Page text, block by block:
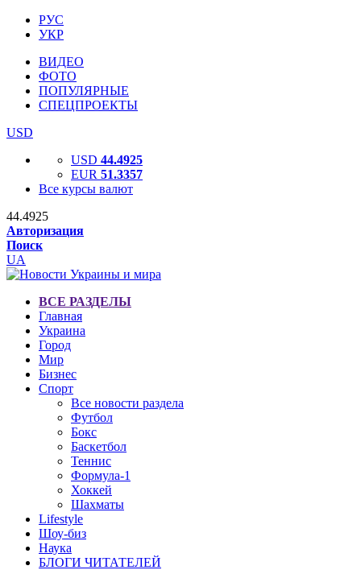
РУС
УКР
ВИДЕО
ФОТО
ПОПУЛЯРНЫЕ
СПЕЦПРОЕКТЫ
USD
USD 44.4925
EUR 51.3357
Все курсы валют
44.4925
Авторизация
Поиск
UA
ВСЕ РАЗДЕЛЫ
Главная
Украина
Город
Мир
Бизнес
Спорт
Все новости раздела
Футбол
Бокс
Баскетбол
Теннис
Формула-1
Хоккей
Шахматы
Lifestyle
Шоу-биз
Наука
БЛОГИ ЧИТАТЕЛЕЙ